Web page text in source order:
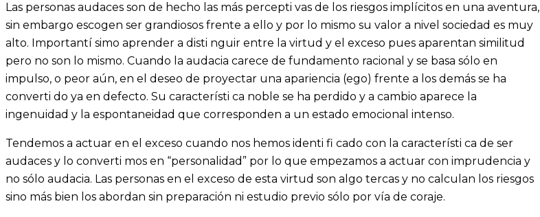
Las personas audaces son de hecho las más percepti vas de los riesgos implícitos en una aventura,
sin embargo escogen ser grandiosos frente a ello y por lo mismo su valor a nivel sociedad es muy
alto. Importantí simo aprender a disti nguir entre la virtud y el exceso pues aparentan similitud
pero no son lo mismo. Cuando la audacia carece de fundamento racional y se basa sólo en
impulso, o peor aún, en el deseo de proyectar una apariencia (ego) frente a los demás se ha
converti do ya en defecto. Su característi ca noble se ha perdido y a cambio aparece la
ingenuidad y la espontaneidad que corresponden a un estado emocional intenso.
Tendemos a actuar en el exceso cuando nos hemos identi fi cado con la característi ca de ser
audaces y lo converti mos en “personalidad” por lo que empezamos a actuar con imprudencia y
no sólo audacia. Las personas en el exceso de esta virtud son algo tercas y no calculan los riesgos
sino más bien los abordan sin preparación ni estudio previo sólo por vía de coraje.